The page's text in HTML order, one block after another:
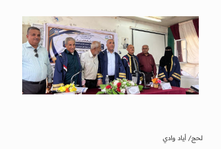
لحج/ أياد وادي